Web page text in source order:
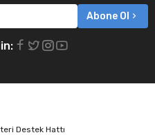
Abone Ol
Destek Hattı